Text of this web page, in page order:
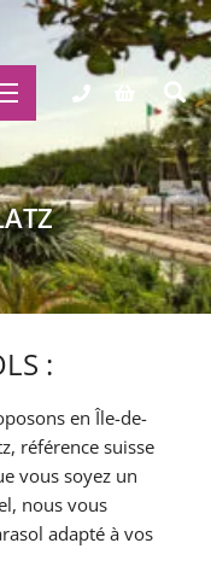
:
en Île-de-
référence suisse
vous soyez un
nous vous
adapté à vos